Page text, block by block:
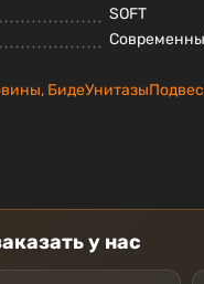
SOFT
БидеУнитазы
у нас